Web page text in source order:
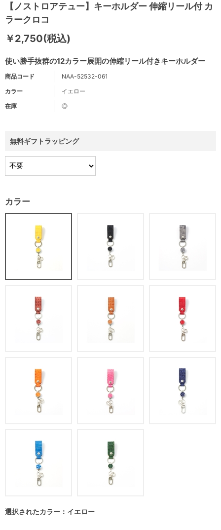
【ノストロアテュー】キーホルダー 伸縮リール付 カ
ラークロコ
使い勝手抜群の12カラー展開の伸縮リール付きキーホルダー
￥2,750(税込)
商品コード
NAA-52532-061
カラー
イエロー
在庫
◎
無料ギフトラッピング
カラー
選択されたカラー：イエロー